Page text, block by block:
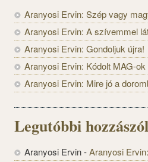
Aranyosi Ervin: Szép vagy
Aranyosi Ervin: A szívemmel
Aranyosi Ervin: Gondoljuk újra!
Aranyosi Ervin: Kódolt MAG-ok
Aranyosi Ervin: Mire jó a
Legutóbbi
Aranyosi Ervin-Aranyosi